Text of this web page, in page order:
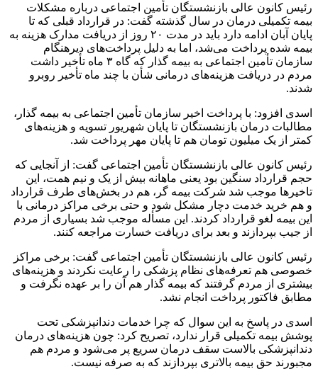
رئیس کانون عالی بازنشستگان تأمین اجتماعی درباره مشکلات
بیمه تکمیلی درمان در سال گذشته گفت: در قرارداد قبلی که تا
پایان آبان ادامه دارد باید در مدت ۲۰ روز از دریافت مدارک هزینه به
بیمه شده پرداخت می‌شد، اما به دلیل پرداخت‌های دیرهنگام
سازمان تأمین اجتماعی به بیمه گذار که گاه ۳ ماه تأخیر داشت
مردم در دریافت هزینه‌های درمانی شأن با چند ماه تأخیر روبرو
شدند.
اسدی افزود: با پرداخت اخیر سازمان تأمین اجتماعی به بیمه گذار،
مطالبات درمان بازنشستگان تا پایان شهریور تسویه و هزینه‌های
کمتر از یک میلیون تومان هم تا پایان مهر پرداخت شد.
رئیس کانون عالی بازنشستگان تأمین اجتماعی گفت: از آنجایی که
حجم قرارداد سنگین بود یعنی ماهانه بیش از یک و نیم همت، این
تاخیرها موجب شد شرکت بیمه گر ، هم در بخش‌های طرف قرارداد
و هم خرید خدمت دچار مشکل شود و حتی برخی مراکز درمانی با
این بیمه لغو قرارداد کردند. این مسأله موجب شد بسیاری از مردم
از جیب بپردازند و بعد برای دریافت خسارت مراجعه کنند.
رئیس کانون عالی بازنشستگان تأمین اجتماعی گفت: برخی مراکز
خصوصی هم تعرفه‌های نظام پزشکی را رعایت نکردند و هزینه‌های
بیشتری از مردم گرفتند که بیمه گذار هم آن را بر عهده نگرفت و
مطابق فاکتور پرداخت انجام نشد.
اسدی در پاسخ به این سوال که چرا خدمات دندانپزشکی تحت
پوشش بیمه تکمیلی قرار ندارد، تصریح کرد: چون هزینه‌های درمان
دندانپزشکی بالاست سقف درمان سریع پر می‌شود و مردم هم
مجبورند حق بیمه بالاتری بپردازند که به صرفه نیست.